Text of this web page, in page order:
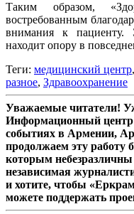
Таким образом,
востребованным
внимания к пациенту.
находит опору в
Теги: медицинский центр,
разное, Здравоохранение
Уважаемые читатели!
Информационный центр
событиях в Армении,
продолжаем эту работу
которым небезразличны
независимая
и хотите, чтобы
можете поддержать